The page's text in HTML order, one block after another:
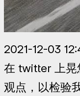
2021-12-03
在 twitter 上晃
观点，以检验